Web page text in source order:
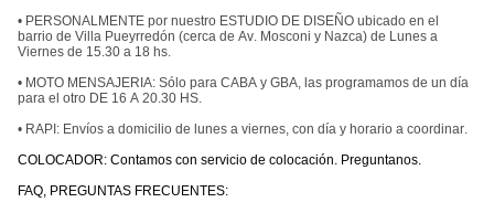
• PERSONALMENTE por nuestro ESTUDIO DE DISEÑO ubicado en el
barrio de Villa Pueyrredón (cerca de Av. Mosconi y Nazca) de Lunes a
Viernes de 15.30 a 18 hs.
• MOTO MENSAJERIA: Sólo para CABA y GBA, las programamos de un día
para el otro DE 16 A 20.30 HS.
• RAPI: Envíos a domicilio de lunes a viernes, con día y horario a coordinar.
COLOCADOR: Contamos con servicio de colocación. Preguntanos.
FAQ, PREGUNTAS FRECUENTES: